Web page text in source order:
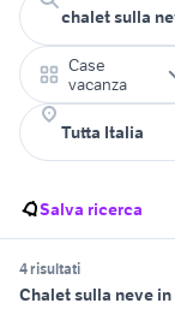
Case
vacanza
Salva ricerca
4 risultati
Chalet sulla neve